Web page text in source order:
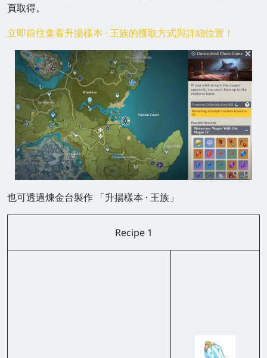
頁取得。
立即前往查看升揚樣本 · 王族的獲取方式與詳細位置！
也可透過煉金台製作 「升揚樣本 · 王族 」
Recipe 1